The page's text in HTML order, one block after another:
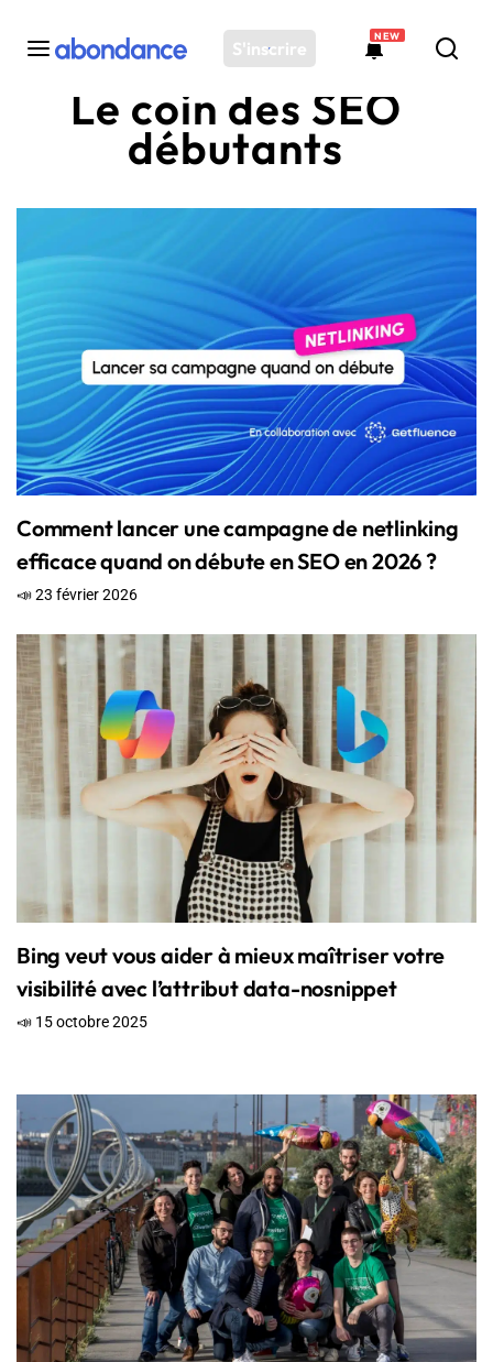
S'inscrire
NEW
Toutes les actus
Plateforme
Audit SEO
Le coin des SEO
débutants
Comment lancer une campagne de netlinking
efficace quand on débute en SEO en 2026 ?
📣 23 février 2026
Bing veut vous aider à mieux maîtriser votre
visibilité avec l’attribut data-nosnippet
📣 15 octobre 2025